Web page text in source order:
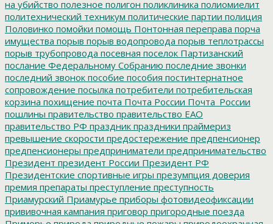
на убийство полезное полигон поликлиника полиомиелит
политехнический техникум политические партии полиция
Половинко помойки помощь Понтонная переправа порча
имущества порыв порыв водопровода порыв теплотрассы
порыв трубопровода посевная поселок Партизанский
послание Федеральному Собранию последние звонки
последний звонок пособие пособия постинтернатное
сопровождение посылка потребители потребительская
корзина похищение почта Почта России Почта_России
пошлины правительство правительство ЕАО
правительство РФ праздник праздники праймериз
превышение скорости предостережение предпенсионер
предпенсионеры предприниматели предпринимательство
Президент президент России Президент РФ
Президентские спортивные игры презумпция доверия
премия препараты преступление преступность
Приамурский Приамурье приборы фотовидеофиксации
прививочная кампания приговор пригородные поезда